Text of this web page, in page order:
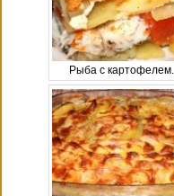
Рыба с картофелем...